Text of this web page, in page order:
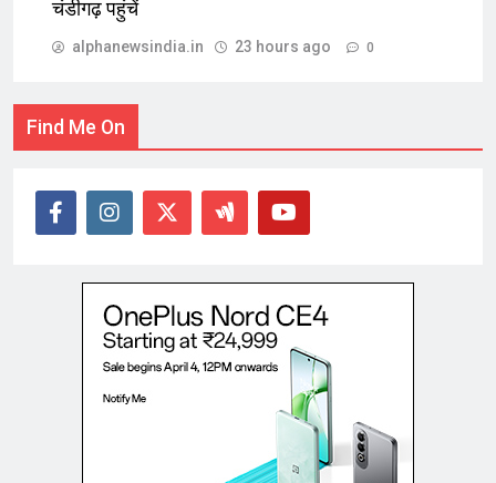
चंडीगढ़ पहुंचें
alphanewsindia.in 23 hours ago 0
Find Me On